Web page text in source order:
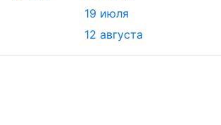
19 июля
12 августа